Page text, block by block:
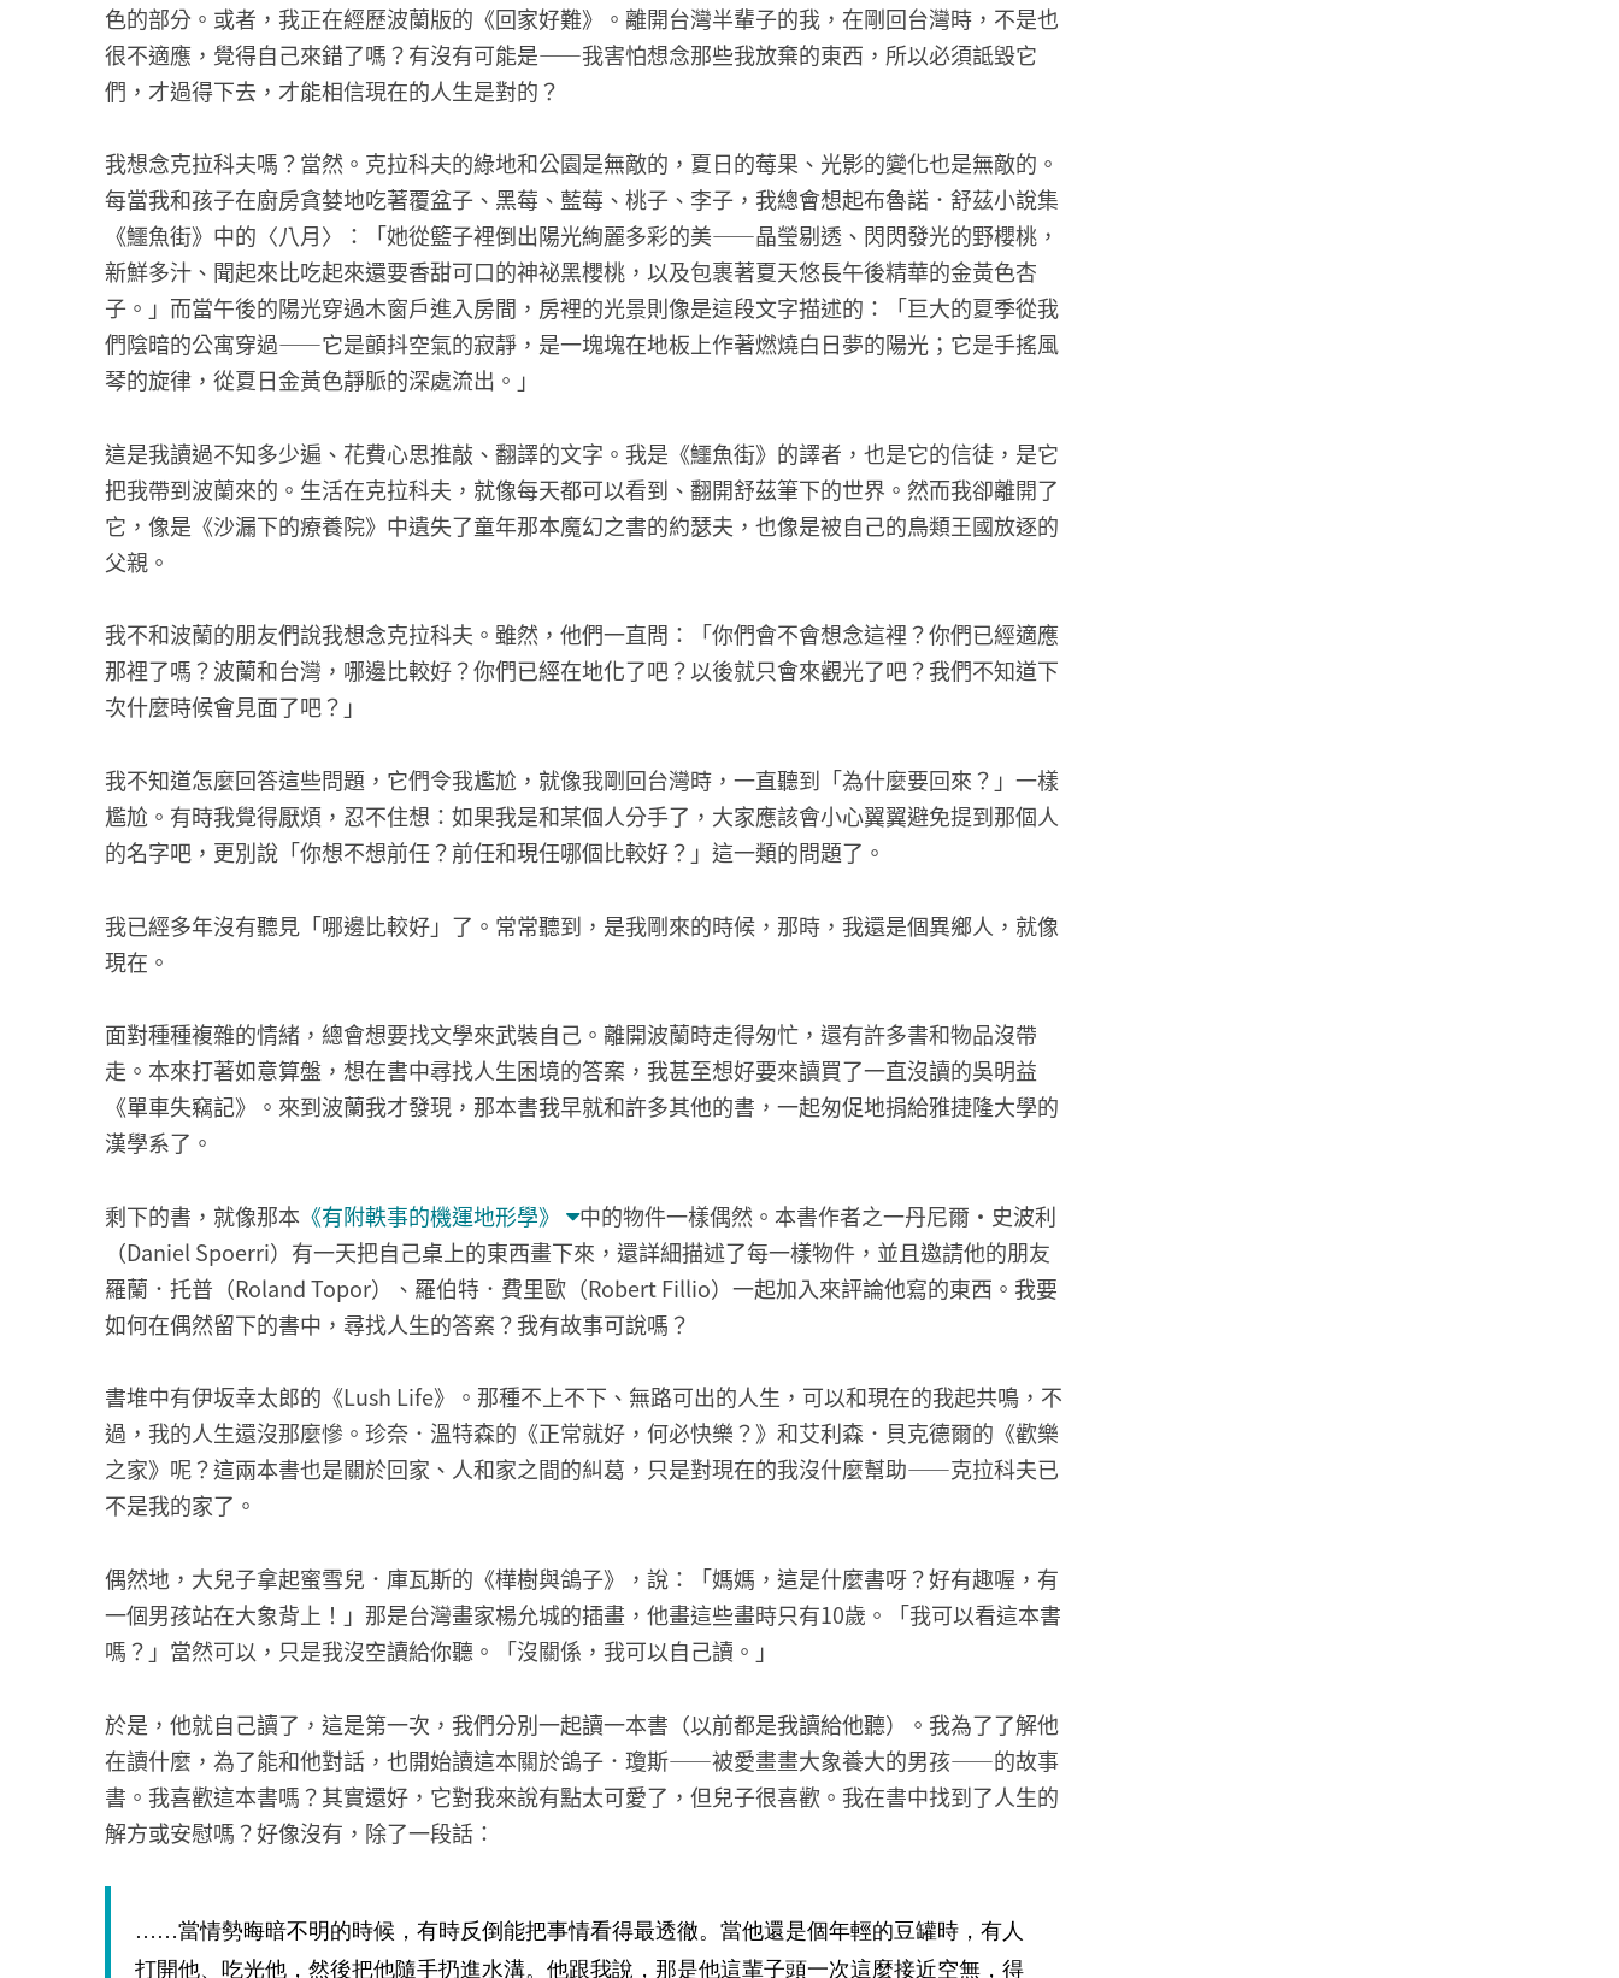
色的部分。或者，我正在經歷波蘭版的《回家好難》。離開台灣半輩子的我，在剛回台灣時，不是也
很不適應，覺得自己來錯了嗎？有沒有可能是——我害怕想念那些我放棄的東西，所以必須詆毀它
們，才過得下去，才能相信現在的人生是對的？
我想念克拉科夫嗎？當然。克拉科夫的綠地和公園是無敵的，夏日的莓果、光影的變化也是無敵的。
每當我和孩子在廚房貪婪地吃著覆盆子、黑莓、藍莓、桃子、李子，我總會想起布魯諾．舒茲小說集
《鱷魚街》中的〈八月〉：「她從籃子裡倒出陽光絢麗多彩的美——晶瑩剔透、閃閃發光的野櫻桃，
新鮮多汁、聞起來比吃起來還要香甜可口的神祕黑櫻桃，以及包裹著夏天悠長午後精華的金黃色杏
子。」而當午後的陽光穿過木窗戶進入房間，房裡的光景則像是這段文字描述的：「巨大的夏季從我
們陰暗的公寓穿過——它是顫抖空氣的寂靜，是一塊塊在地板上作著燃燒白日夢的陽光；它是手搖風
琴的旋律，從夏日金黃色靜脈的深處流出。」
這是我讀過不知多少遍、花費心思推敲、翻譯的文字。我是《鱷魚街》的譯者，也是它的信徒，是它
把我帶到波蘭來的。生活在克拉科夫，就像每天都可以看到、翻開舒茲筆下的世界。然而我卻離開了
它，像是《沙漏下的療養院》中遺失了童年那本魔幻之書的約瑟夫，也像是被自己的鳥類王國放逐的
父親。
我不和波蘭的朋友們說我想念克拉科夫。雖然，他們一直問：「你們會不會想念這裡？你們已經適應
那裡了嗎？波蘭和台灣，哪邊比較好？你們已經在地化了吧？以後就只會來觀光了吧？我們不知道下
次什麼時候會見面了吧？」
我不知道怎麼回答這些問題，它們令我尷尬，就像我剛回台灣時，一直聽到「為什麼要回來？」一樣
尷尬。有時我覺得厭煩，忍不住想：如果我是和某個人分手了，大家應該會小心翼翼避免提到那個人
的名字吧，更別說「你想不想前任？前任和現任哪個比較好？」這一類的問題了。
我已經多年沒有聽見「哪邊比較好」了。常常聽到，是我剛來的時候，那時，我還是個異鄉人，就像
現在。
面對種種複雜的情緒，總會想要找文學來武裝自己。離開波蘭時走得匆忙，還有許多書和物品沒帶
走。本來打著如意算盤，想在書中尋找人生困境的答案，我甚至想好要來讀買了一直沒讀的吳明益
《單車失竊記》。來到波蘭我才發現，那本書我早就和許多其他的書，一起匆促地捐給雅捷隆大學的
漢學系了。
剩下的書，就像那本 《有附軼事的機運地形學》
中的物件一樣偶然。本書作者之一丹尼爾‧史波利
（Daniel Spoerri）有一天把自己桌上的東西畫下來，還詳細描述了每一樣物件，並且邀請他的朋友
羅蘭．托普（Roland Topor）、羅伯特．費里歐（Robert Fillio）一起加入來評論他寫的東西。我要
如何在偶然留下的書中，尋找人生的答案？我有故事可說嗎？
書堆中有伊坂幸太郎的《Lush Life》。那種不上不下、無路可出的人生，可以和現在的我起共鳴，不
過，我的人生還沒那麼慘。珍奈．溫特森的《正常就好，何必快樂？》和艾利森．貝克德爾的《歡樂
之家》呢？這兩本書也是關於回家、人和家之間的糾葛，只是對現在的我沒什麼幫助——克拉科夫已
不是我的家了。
偶然地，大兒子拿起蜜雪兒．庫瓦斯的《樺樹與鴿子》，說：「媽媽，這是什麼書呀？好有趣喔，有
一個男孩站在大象背上！」那是台灣畫家楊允城的插畫，他畫這些畫時只有10歲。「我可以看這本書
嗎？」當然可以，只是我沒空讀給你聽。「沒關係，我可以自己讀。」
於是，他就自己讀了，這是第一次，我們分別一起讀一本書（以前都是我讀給他聽）。我為了了解他
在讀什麼，為了能和他對話，也開始讀這本關於鴿子．瓊斯——被愛畫畫大象養大的男孩——的故事
書。我喜歡這本書嗎？其實還好，它對我來說有點太可愛了，但兒子很喜歡。我在書中找到了人生的
解方或安慰嗎？好像沒有，除了一段話：
……當情勢晦暗不明的時候，有時反倒能把事情看得最透徹。當他還是個年輕的豆罐時，有人
打開他、吃光他，然後把他隨手扔進水溝。他跟我說，那是他這輩子頭一次這麼接近空無，得